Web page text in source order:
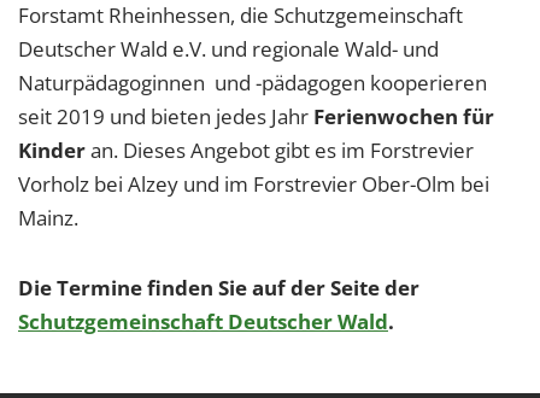
Forstamt Rheinhessen, die Schutzgemeinschaft
Deutscher Wald e.V. und regionale Wald- und
Naturpädagoginnen und -pädagogen kooperieren
seit 2019 und bieten jedes Jahr Ferienwochen für
Kinderan. Dieses Angebot gibt es im Forstrevier
Vorholz bei Alzey und im Forstrevier Ober-Olm bei
Mainz.
Die Termine finden Sie auf der Seite der
Schutzgemeinschaft Deutscher Wald.